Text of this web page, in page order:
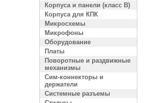
Корпуса и панели (класс B)
Корпуса для КПК
Микросхемы
Микрофоны
Оборудование
Платы
Поворотные и раздвижные
механизмы
Сим-коннекторы и
держатели
Системные разъемы